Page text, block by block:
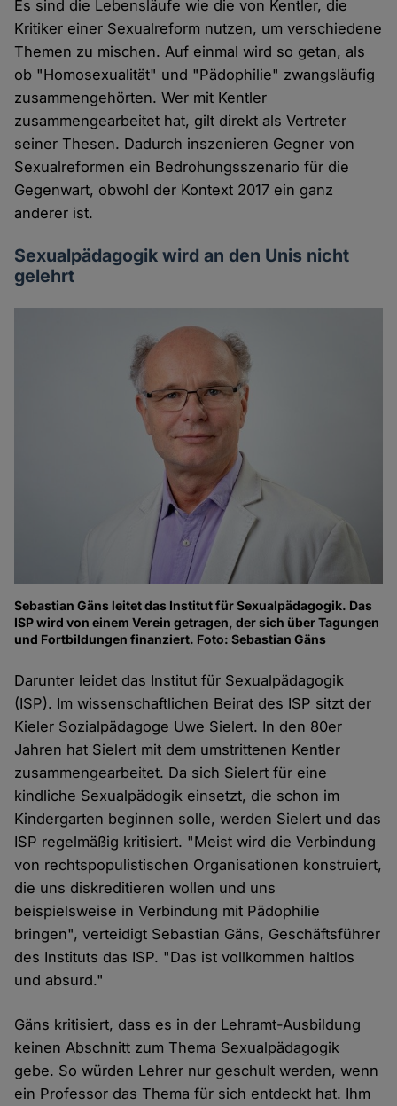
Es sind die Lebensläufe wie die von Kentler, die
Kritiker einer Sexualreform nutzen, um verschiedene
Themen zu mischen. Auf einmal wird so getan, als
ob "Homosexualität" und "Pädophilie" zwangsläufig
zusammengehörten. Wer mit Kentler
zusammengearbeitet hat, gilt direkt als Vertreter
seiner Thesen. Dadurch inszenieren Gegner von
Sexualreformen ein Bedrohungsszenario für die
Gegenwart, obwohl der Kontext 2017 ein ganz
anderer ist.
Sexualpädagogik wird an den Unis nicht
gelehrt
Sebastian Gäns leitet das Institut für Sexualpädagogik. Das
ISP wird von einem Verein getragen, der sich über Tagungen
und Fortbildungen finanziert. Foto: Sebastian Gäns
Darunter leidet das Institut für Sexualpädagogik
(ISP). Im wissenschaftlichen Beirat des ISP sitzt der
Kieler Sozialpädagoge Uwe Sielert. In den 80er
Jahren hat Sielert mit dem umstrittenen Kentler
zusammengearbeitet. Da sich Sielert für eine
kindliche Sexualpädogik einsetzt, die schon im
Kindergarten beginnen solle, werden Sielert und das
ISP regelmäßig kritisiert. "Meist wird die Verbindung
von rechtspopulistischen Organisationen konstruiert,
die uns diskreditieren wollen und uns
beispielsweise in Verbindung mit Pädophilie
bringen", verteidigt Sebastian Gäns, Geschäftsführer
des Instituts das ISP. "Das ist vollkommen haltlos
und absurd."
Gäns kritisiert, dass es in der Lehramt-Ausbildung
keinen Abschnitt zum Thema Sexualpädagogik
gebe. So würden Lehrer nur geschult werden, wenn
ein Professor das Thema für sich entdeckt hat. Ihm